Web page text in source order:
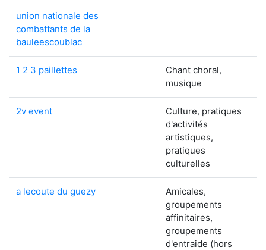
union nationale des
combattants de la
bauleescoublac
1 2 3 paillettes
Chant choral,
musique
2v event
Culture, pratiques
d'activités
artistiques,
pratiques
culturelles
a lecoute du guezy
Amicales,
groupements
affinitaires,
groupements
d'entraide (hors